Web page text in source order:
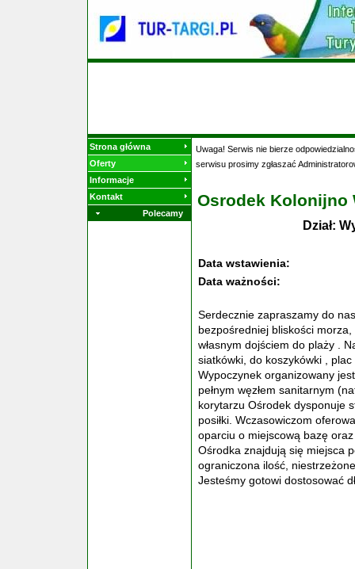
Strona główna
Oferty
Informacje
Kontakt
Polecamy
Uwaga! Serwis nie bierze
serwisu prosimy zgłaszać
Osrodek Kolonijno
Dział:
Data wstawienia:
Data ważności:
Serdecznie zapraszamy do
bezpośredniej bliskości
własnym dojściem do plaży .
siatkówki, do koszykówki ,
Wypoczynek organizowany
pełnym węzłem sanitarnym
korytarzu Ośrodek dysponuje
posiłki. Wczasowiczom
oparciu o miejscową bazę
Ośrodka znajdują się miejsca
ograniczona ilość,
Jesteśmy gotowi dostosować